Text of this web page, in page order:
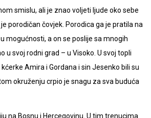
smislu, ali je znao voljeti ljude oko sebe
porodičan čovjek. Porodica ga je pratila na
mogućnosti, a on se poslije sa mnogih
u svoj rodni grad – u Visoko. U svoj topli
Amira i Gordana i sin Jesenko bili su
okruženju crpio je snagu za sva buduća
na Bosnu i Hercegovinu. U tim trenucima